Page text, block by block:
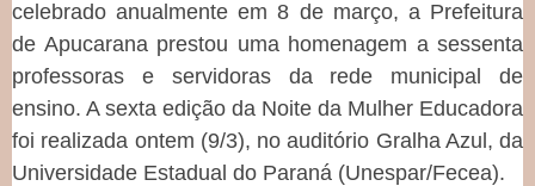
celebrado anualmente em 8 de março, a Prefeitura
de Apucarana prestou uma homenagem a sessenta
professoras e servidoras da rede municipal de
ensino. A sexta edição da Noite da Mulher Educadora
foi realizada ontem (9/3), no auditório Gralha Azul, da
Universidade Estadual do Paraná (Unespar/Fecea).